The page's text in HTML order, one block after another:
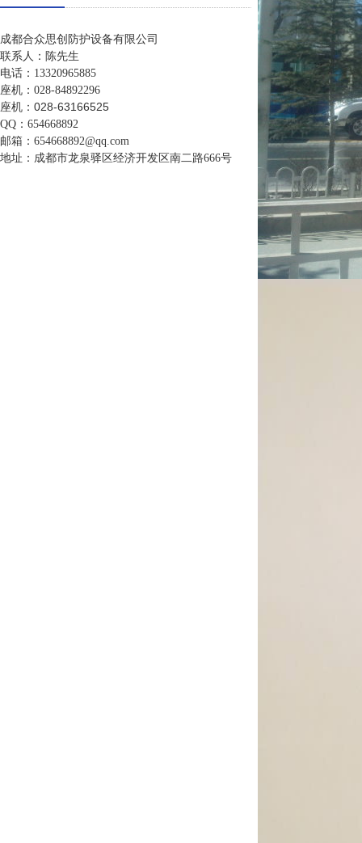
成都合众思创防护设备有限公司
联系人：陈先生
电话：13320965885
座机：028-84892296
座机：028-63166525
QQ：654668892
邮箱：654668892@qq.com
地址：成都市龙泉驿区经济开发区南二路666号